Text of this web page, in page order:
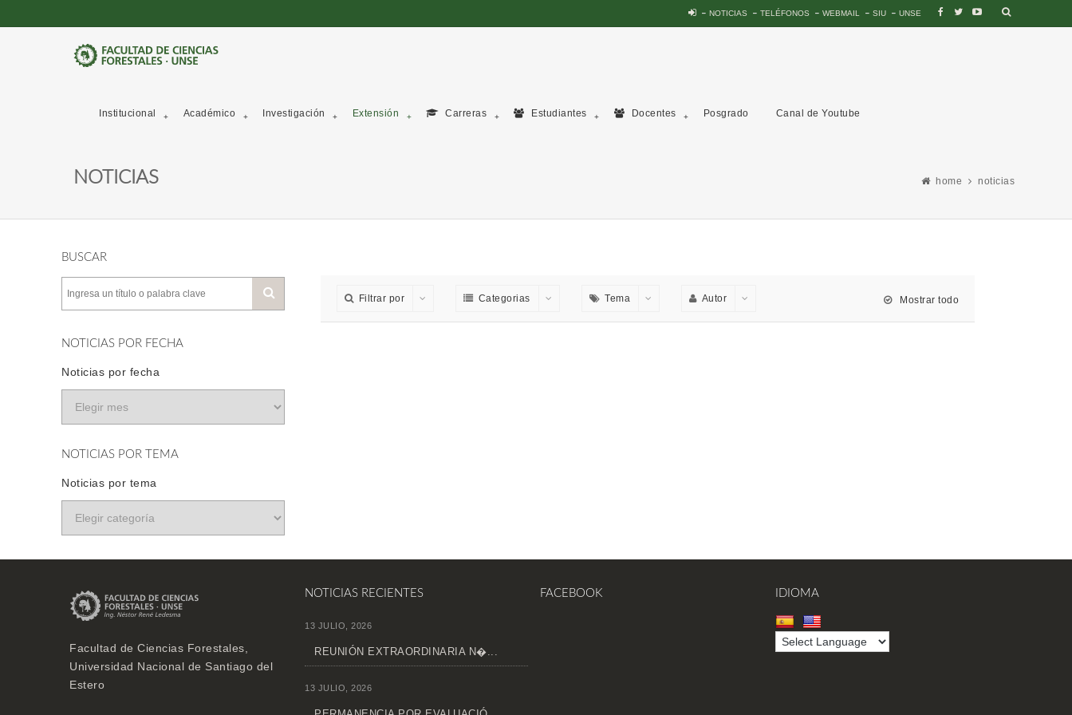
NOTICIAS TELÉFONOS WEBMAIL SIU UNSE
Institucional Académico Investigación Extensión Carreras Estudiantes Docentes Posgrado Canal de Youtube
NOTICIAS home noticias
BUSCAR
NOTICIAS POR FECHA
Noticias por fecha
NOTICIAS POR TEMA
Noticias por tema
Filtrar por Categorias Tema Autor Mostrar todo
Facultad de Ciencias Forestales,
Universidad Nacional de Santiago del
Estero
NOTICIAS RECIENTES
13 JULIO, 2026
REUNIÓN EXTRAORDINARIA N�...
13 JULIO, 2026
FACEBOOK IDIOMA